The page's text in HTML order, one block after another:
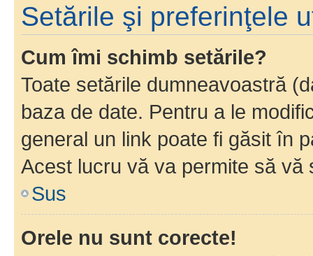
Setările şi preferinţele
Cum îmi schimb setările?
Toate setările dumneavoastră
baza de date. Pentru a le
general un link poate fi găsit în
Acest lucru vă va permite să
Sus
Orele nu sunt corecte!